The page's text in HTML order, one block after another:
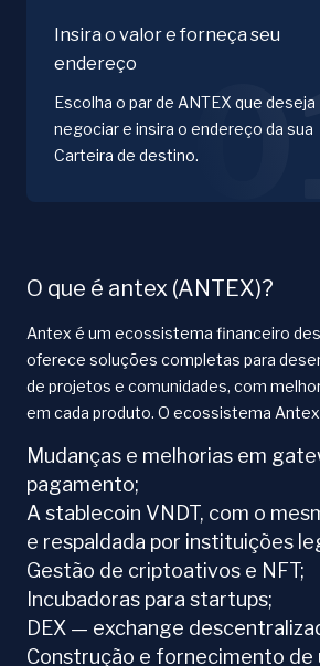
Insira o valor e forneça seu
endereço
Escolha o par de ANTEX que deseja
negociar e insira o endereço da sua
Carteira de destino.
O que é antex (ANTEX)?
Antex é um ecossistema financeiro
oferece soluções completas para
de projetos e comunidades, com
em cada produto. O ecossistema
Mudanças e melhorias em
pagamento;
A stablecoin VNDT, com o
e respaldada por instituições
Gestão de criptoativos e NFT;
Incubadoras para startups;
DEX — exchange
Construção e fornecimento de